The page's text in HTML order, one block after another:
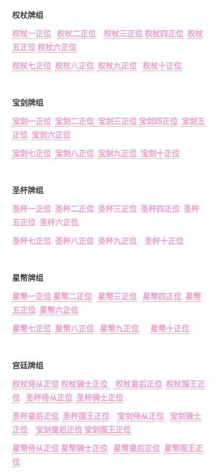
权杖牌组
权杖一正位
权杖二正位 权杖三正位 权杖四正位 权杖
五正位 权杖六正位
权杖七正位 权杖八正位 权杖九正位 权杖十正位
宝剑牌组
宝剑一正位 宝剑二正位 宝剑三正位 宝剑四正位 宝剑五
正位 宝剑六正位
宝剑七正位 宝剑八正位 宝剑九正位 宝剑十正位
圣杯牌组
圣杯一正位 圣杯二正位 圣杯三正位 圣杯四正位 圣杯
五正位 圣杯六正位
圣杯七正位 圣杯八正位 圣杯九正位 圣杯十正位
星幣牌组
星幣一正位 星幣二正位 星幣三正位 星幣四正位 星幣
五正位 星幣六正位
星幣七正位 星幣八正位 星幣九正位 星幣十正位
宫廷牌组
权杖侍从正位 权杖骑士正位 权杖皇后正位 权杖国王正
位
圣杯侍从正位 圣杯骑士正位
圣杯皇后正位 圣杯国王正位 宝剑侍从正位
宝剑骑士
正位
宝剑皇后正位 宝剑国王正位
星幣侍从正位 星幣骑士正位 星幣皇后正位 星幣国王正
位